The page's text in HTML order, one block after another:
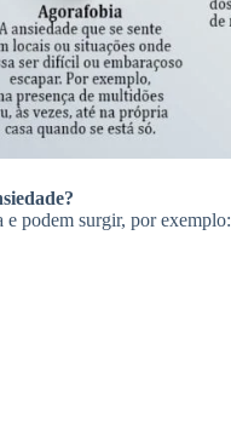
e podem surgir, por exemplo: